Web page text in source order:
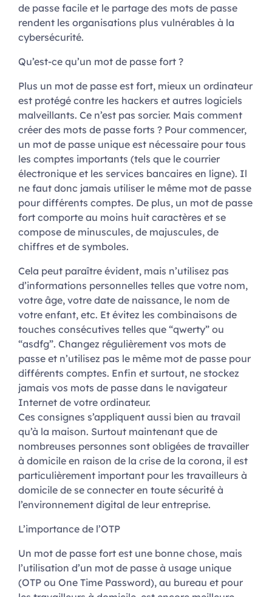
de passe facile et le partage des mots de passe
rendent les organisations plus vulnérables à la
cybersécurité.
Qu’est-ce qu’un mot de passe fort ?
Plus un mot de passe est fort, mieux un ordinateur
est protégé contre les hackers et autres logiciels
malveillants. Ce n’est pas sorcier. Mais comment
créer des mots de passe forts ? Pour commencer,
un mot de passe unique est nécessaire pour tous
les comptes importants (tels que le courrier
électronique et les services bancaires en ligne). Il
ne faut donc jamais utiliser le même mot de passe
pour différents comptes. De plus, un mot de passe
fort comporte au moins huit caractères et se
compose de minuscules, de majuscules, de
chiffres et de symboles.
Cela peut paraître évident, mais n’utilisez pas
d’informations personnelles telles que votre nom,
votre âge, votre date de naissance, le nom de
votre enfant, etc. Et évitez les combinaisons de
touches consécutives telles que “qwerty” ou
“asdfg”. Changez régulièrement vos mots de
passe et n’utilisez pas le même mot de passe pour
différents comptes. Enfin et surtout, ne stockez
jamais vos mots de passe dans le navigateur
Internet de votre ordinateur.
Ces consignes s’appliquent aussi bien au travail
qu’à la maison. Surtout maintenant que de
nombreuses personnes sont obligées de travailler
à domicile en raison de la crise de la corona, il est
particulièrement important pour les travailleurs à
domicile de se connecter en toute sécurité à
l’environnement digital de leur entreprise.
L’importance de l’OTP
Un mot de passe fort est une bonne chose, mais
l’utilisation d’un mot de passe à usage unique
(OTP ou One Time Password), au bureau et pour